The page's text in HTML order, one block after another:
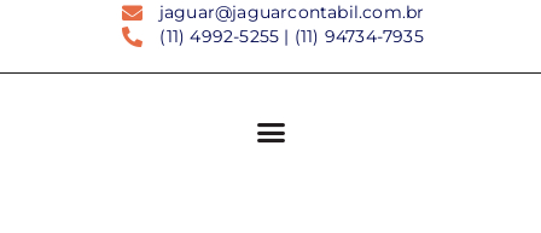
jaguar@jaguarcontabil.com.br
(11) 4992-5255 | (11) 94734-7935